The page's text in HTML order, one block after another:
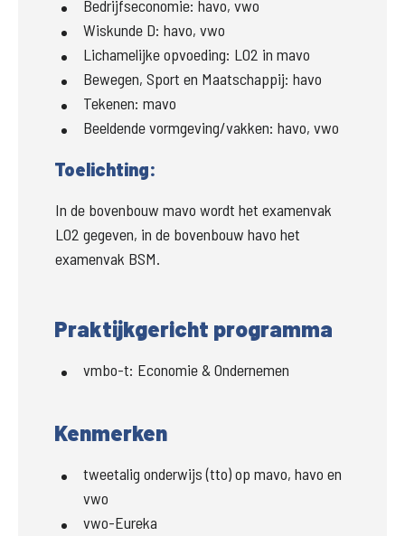
Bedrijfseconomie: havo, vwo
Wiskunde D: havo, vwo
Lichamelijke opvoeding: LO2 in mavo
Bewegen, Sport en Maatschappij: havo
Tekenen: mavo
Beeldende vormgeving/vakken: havo, vwo
Toelichting:
In de bovenbouw mavo wordt het examenvak
LO2 gegeven, in de bovenbouw havo het
examenvak BSM.
Praktijkgericht programma
vmbo-t: Economie & Ondernemen
Kenmerken
tweetalig onderwijs (tto) op mavo, havo en
vwo
vwo-Eureka